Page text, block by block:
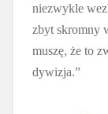
niezwykle
zbyt skromny
muszę, że to
dywizja.”